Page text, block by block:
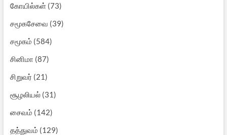
கோயில்கள்(73)
சமூகசேவை (39)
சமூகம் (584)
சினிமா (87)
சிறுவர் (21)
சூழலியல்(31)
சைவம் (142)
தத்துவம் (129)